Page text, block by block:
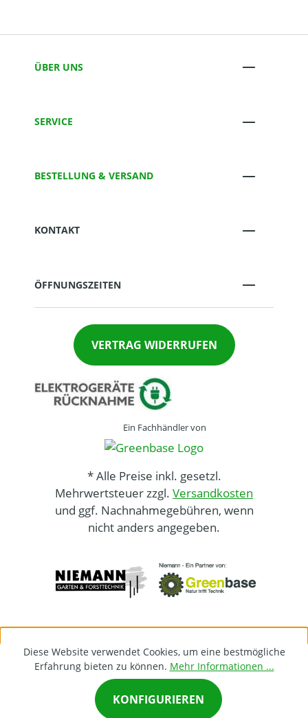
ÜBER UNS
SERVICE
BESTELLUNG & VERSAND
KONTAKT
ÖFFNUNGSZEITEN
VERTRAG WIDERRUFEN
Ein Fachhändler von
* Alle Preise inkl. gesetzl.
Mehrwertsteuer zzgl. Versandkosten
und ggf. Nachnahmegebühren, wenn
nicht anders angegeben.
Diese Website verwendet Cookies, um eine bestmögliche
Erfahrung bieten zu können. Mehr Informationen ...
KONFIGURIEREN